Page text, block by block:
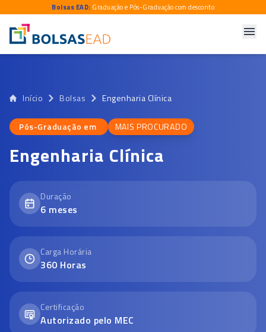
Bolsas EAD: Graduação e Pós-Graduação com desconto
Início Bolsas Engenharia Clínica
Pós-Graduação em MAIS PROCURADO
Pós-Graduação em
Engenharia Clínica
Duração
6 meses
Carga Horária
360 Horas
Certificação
Autorizado pelo MEC